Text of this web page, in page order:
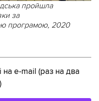
пройшла
за
програмою, 2020
на e-mail (раз на два